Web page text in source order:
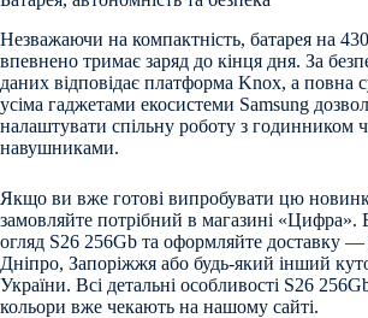
Незважаючи на компактність, батарея на
впевнено тримає заряд до кінця дня. За
даних відповідає платформа Knox, а повна
усіма гаджетами екосистеми Samsung
налаштувати спільну роботу з годинником
навушниками.
Якщо ви вже готові випробувати цю
замовляйте потрібний в магазині «Цифра».
огляд S26 256Gb та оформляйте доставку
Дніпро, Запоріжжя або будь-який інший
України. Всі детальні особливості S26
кольори вже чекають на нашому сайті.